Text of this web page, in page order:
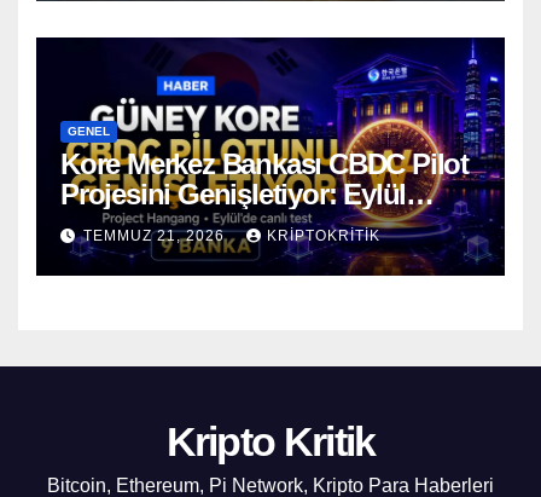
GENEL
Kore Merkez Bankası CBDC Pilot
Projesini Genişletiyor: Eylül
Ayında Gerçek Transferler
Başlıyor
TEMMUZ 21, 2026 KRIPTOKRITIK
Kripto Kritik
Bitcoin, Ethereum, Pi Network, Kripto Para Haberleri